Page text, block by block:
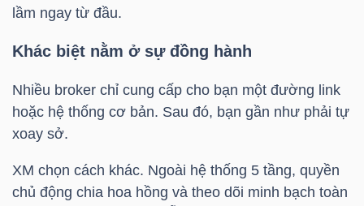
lầm ngay từ đầu.
Khác biệt nằm ở sự đồng hành
Nhiều broker chỉ cung cấp cho bạn một đường link
hoặc hệ thống cơ bản. Sau đó, bạn gần như phải tự
xoay sở.
XM chọn cách khác. Ngoài hệ thống 5 tầng, quyền
chủ động chia hoa hồng và theo dõi minh bạch toàn
NGÀNH